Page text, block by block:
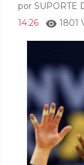
por SUPORTE
14:26
1801